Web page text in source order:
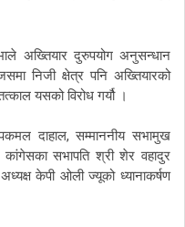
अख्तियार दुरुपयोग अनुसन्धान
निजी क्षेत्र पनि अख्तियारको
यसको विरोध गर्यौ ।
दाहाल,सम्माननीय सभामुख
कांगेसका सभापति श्री शेर वहादुर
अध्यक्ष केपी ओली ज्यूको ध्यानाकर्षण